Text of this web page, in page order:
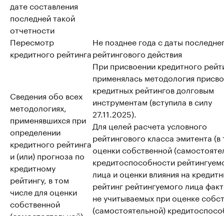
дате составления
последней такой
отчетности
Пересмотр
кредитного рейтинга
Не позднее года с даты
рейтингового действия
Сведения обо всех
методологиях,
применявшихся при
определении
кредитного рейтинга
и (или) прогноза по
кредитному
рейтингу, в том
числе для оценки
собственной
При присвоении кредитного
применялась методология
кредитных рейтингов долговым
инструментам (вступила в силу
27.11.2025).
Для целей расчета условного
рейтингового класса эмитента (в
оценки собственной
кредитоспособности
лица и оценки влияния на
рейтинг рейтингуемого лица
не учитываемых при оценке
(самостоятельной)